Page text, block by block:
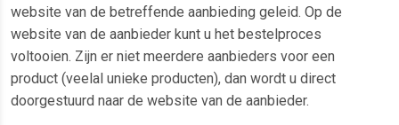
website van de betreffende aanbieding geleid. Op de
website van de aanbieder kunt u het bestelproces
voltooien. Zijn er niet meerdere aanbieders voor een
product (veelal unieke producten), dan wordt u direct
doorgestuurd naar de website van de aanbieder.